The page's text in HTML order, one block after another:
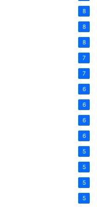
8
8
8
7
7
6
6
6
6
5
5
5
5